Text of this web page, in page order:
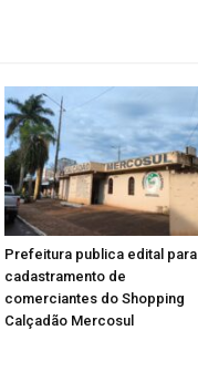
Prefeitura publica edital para
cadastramento de
comerciantes do Shopping
Calçadão Mercosul